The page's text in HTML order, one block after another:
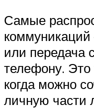
Самые
коммуникаций
или передача
телефону. Это
когда можно
личную части